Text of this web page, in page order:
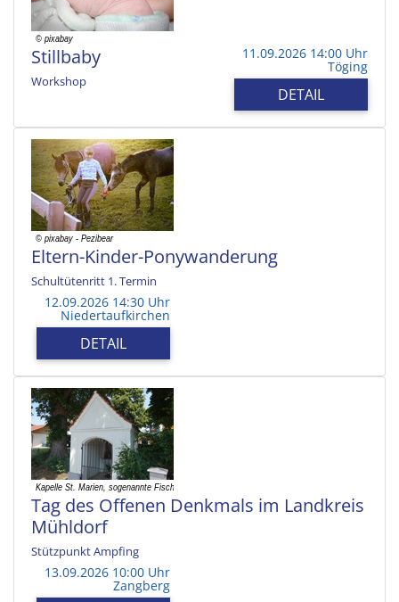
Stillbaby
Workshop
11.09.2026 14:00 Uhr
Töging
DETAIL
Eltern-Kinder-Ponywanderung
Schultütenritt 1. Termin
12.09.2026 14:30 Uhr
Niedertaufkirchen
DETAIL
Tag des Offenen Denkmals im Landkreis
Mühldorf
Stützpunkt Ampfing
13.09.2026 10:00 Uhr
Zangberg